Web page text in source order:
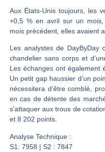
Aux États-Unis toujours, les
+0,5 % ⁠en avril sur un
mois précédent, elles avaient
Les analystes de DayByDay
chandelier sans corps et
Les échanges ont également
Un petit gap haussier d’un
nécessitera d’être comblé,
en cas de détente des
s’attaquer aux trous de
et 8 202 points.
Analyse Technique :
S1: 7958 | S2 : 7847